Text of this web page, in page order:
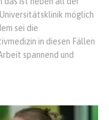
möglich
sei die
in diesen Fällen
spannend und